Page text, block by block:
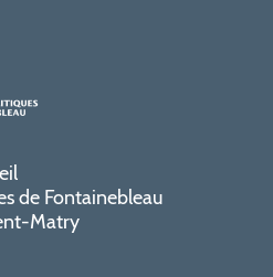
de Fontainebleau
Matry